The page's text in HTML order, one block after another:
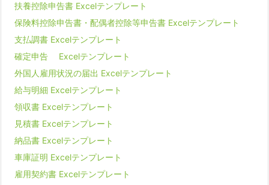
扶養控除申告書 Excelテンプレート
保険料控除申告書・配偶者控除等申告書 Excelテンプレート
支払調書 Excelテンプレート
確定申告 Excelテンプレート
外国人雇用状況の届出 Excelテンプレート
給与明細 Excelテンプレート
領収書 Excelテンプレート
見積書 Excelテンプレート
納品書 Excelテンプレート
車庫証明 Excelテンプレート
雇用契約書 Excelテンプレート